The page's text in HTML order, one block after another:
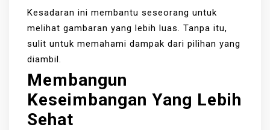
Kesadaran ini membantu seseorang untuk
melihat gambaran yang lebih luas. Tanpa itu,
sulit untuk memahami dampak dari pilihan yang
diambil.
Membangun
Keseimbangan Yang Lebih
Sehat